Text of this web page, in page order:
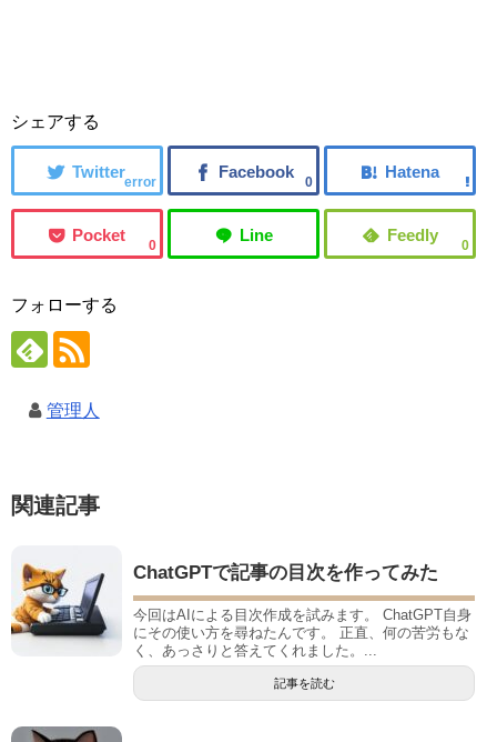
シェアする
error 0
0 0
フォローする
管理人
関連記事
ChatGPTで記事の目次を作ってみた
今回はAIによる目次作成を試みます。 ChatGPT自身
にその使い方を尋ねたんです。 正直、何の苦労もな
く、あっさりと答えてくれました。...
記事を読む